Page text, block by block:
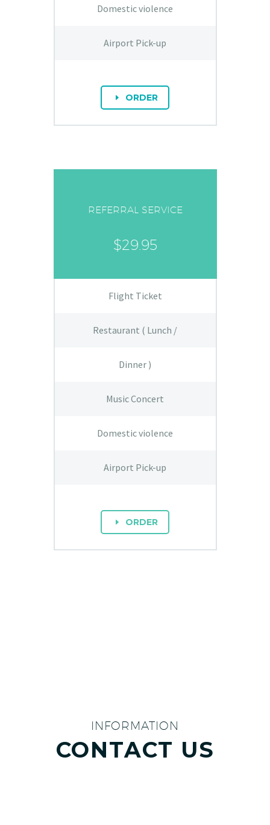
Domestic violence
Airport Pick-up
E ORDER
REFERRAL SERVICE
$29.95
Flight Ticket
Restaurant ( Lunch /
Dinner )
Music Concert
Domestic violence
Airport Pick-up
E ORDER
INFORMATION
CONTACT US